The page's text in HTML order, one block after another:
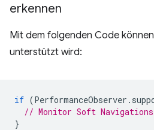
erkennen
Mit dem folgenden Code
unterstützt wird:
if (PerformanceObserver .
// Monitor Soft Navigations
}